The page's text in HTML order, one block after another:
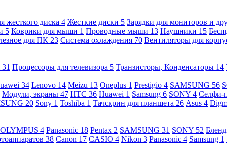
жесткого диска 4 Жесткие диски 5 Зарядки для мониторов и
5 Коврики для мыши 1 Проводные мыши 13 Наушники 15
для ПК 23 Система охлаждения 70 Вентиляторы для
31 Процессоры для телевизора 5 Транзисторы, Конденсаторы 14
34 Lenovo 14 Meizu 13 Oneplus 1 Prestigio 4 SAMSUNG 56
Модули, экраны 47 HTC 36 Huawei 1 Samsung 6 SONY 4 Селфи-
20 Sony 1 Toshiba 1 Тачскрин для планшета 26 Asus 4
OLYMPUS 4 Panasonic 18 Pentax 2 SAMSUNG 31 SONY 52
38 Canon 17 CASIO 4 Nikon 3 Panasonic 4 Samsung 1